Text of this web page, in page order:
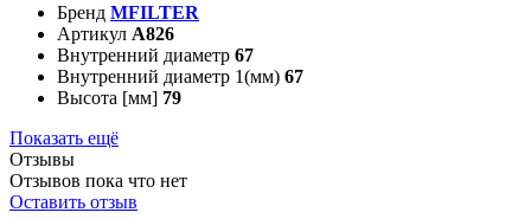
Бренд MFILTER
Артикул A826
Внутренний диаметр 67
Внутренний диаметр 1(мм) 67
Высота [мм] 79
Показать ещё
Отзывы
Отзывов пока что нет
Оставить отзыв